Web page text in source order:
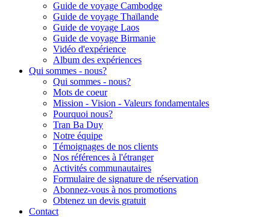
Guide de voyage Cambodge
Guide de voyage Thaïlande
Guide de voyage Laos
Guide de voyage Birmanie
Vidéo d'expérience
Album des expériences
Qui sommes - nous?
Qui sommes - nous?
Mots de coeur
Mission - Vision - Valeurs fondamentales
Pourquoi nous?
Tran Ba Duy
Notre équipe
Témoignages de nos clients
Nos références à l'étranger
Activités communautaires
Formulaire de signature de réservation
Abonnez-vous à nos promotions
Obtenez un devis gratuit
Contact